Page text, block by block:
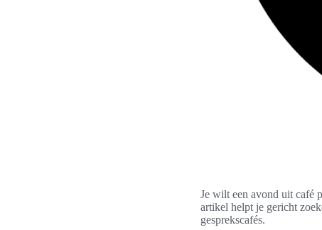
Je wilt een avond uit café
artikel helpt je gericht
gesprekscafés.